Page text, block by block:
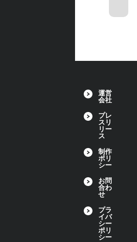
運営
会社
プレ
スリ
リー
ス
制作
ポリ
シー
お問
合わ
せ
プラ
イバ
シー
ポリ
シー